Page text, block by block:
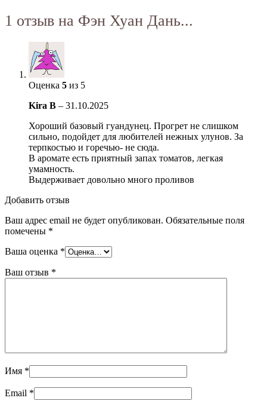
1 отзыв на Фэн Хуан Дань...
Оценка 5 из 5
Kira B – 31.10.2025
Хороший базовый гуандунец. Прогрет не слишком
сильно, подойдет для любителей нежных улунов. За
терпкостью и горечью- не сюда.
В аромате есть приятный запах томатов, легкая
умамность.
Выдерживает довольно много проливов
Добавить отзыв
Ваш адрес email не будет опубликован. Обязательные поля
помечены *
Ваша оценка *
Ваш отзыв *
Имя *
Email *